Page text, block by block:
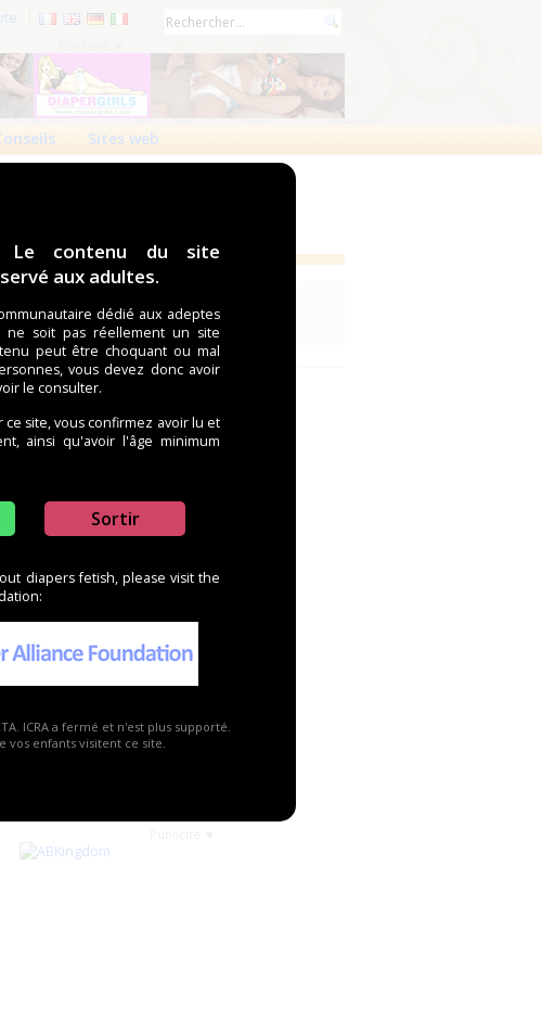
Le contenu du site
aux adultes.
dédié aux adeptes
ne soit pas réellement un site
peut être choquant ou mal
vous devez donc avoir
le consulter.
site, vous confirmez avoir lu et
ainsi qu'avoir l'âge minimum
Sortir
diapers fetish, please visit the
ICRA a fermé et n'est plus supporté.
enfants visitent ce site.
Sites web